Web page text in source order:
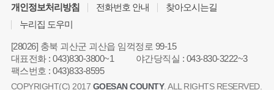
개인정보처리방침 전화번호 안내
찾아오시는길
누리집 도우미
[28026] 충북 괴산군 괴산읍 임꺽정로 99-15
대표전화:043)830-3800~1 야간당직실 : 043-830-3222~3
팩스번호 :043)833-8595
COPYRIGHT(C) 2017 GOESAN COUNTY. ALL RIGHTS RESERVED.